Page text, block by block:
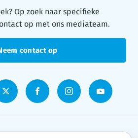
Op zoek naar specifieke
op met ons mediateam.
contact op